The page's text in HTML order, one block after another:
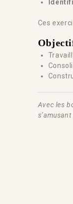
Ces
Avec les
s’amusant